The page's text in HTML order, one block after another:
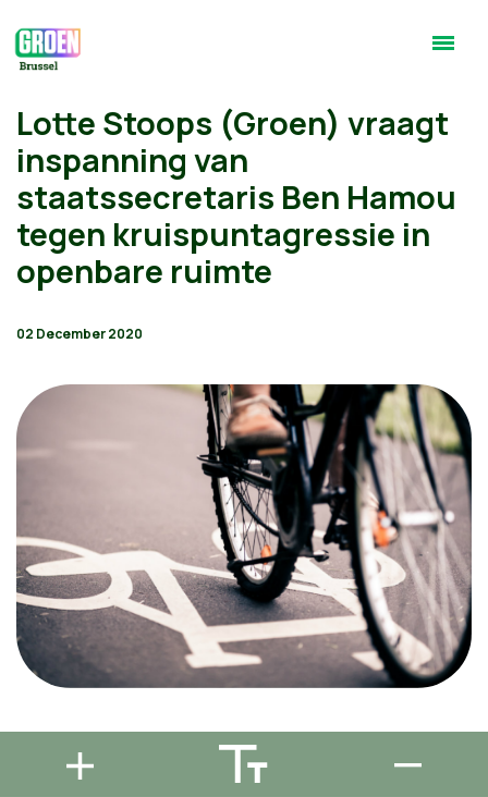
Lotte Stoops (Groen) vraagt
inspanning van
staatssecretaris Ben Hamou
tegen kruispuntagressie in
openbare ruimte
02 December 2020